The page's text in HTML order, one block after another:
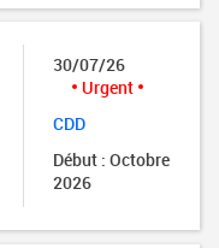
30/07/26
Urgent
CDD
Début : Octobre
2026